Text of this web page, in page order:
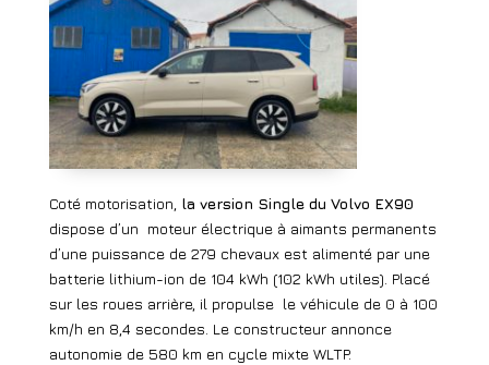
Coté motorisation, la version Single du Volvo EX90
dispose d’un moteur électrique à aimants permanents
d’une puissance de 279 chevaux est alimenté par une
batterie lithium-ion de 104 kWh (102 kWh utiles). Placé
sur les roues arrière, il propulse le véhicule de 0 à 100
km/h en 8,4 secondes. Le constructeur annonce
autonomie de 580 km en cycle mixte WLTP.